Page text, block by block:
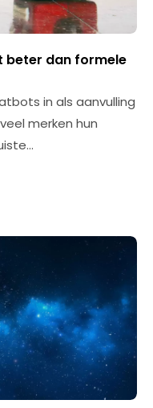
beter dan formele
in als aanvulling
merken hun